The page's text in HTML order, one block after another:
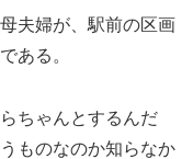
夫婦が、駅前の区画
ある。
ちゃんとするんだ
ものなのか知らなか